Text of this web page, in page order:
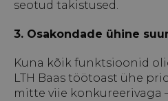
seotud takistused.
3. Osakondade ühine
Kuna kõik funktsioonid
LTH Baas töötoast ühe
mitte viie konkureerivaga